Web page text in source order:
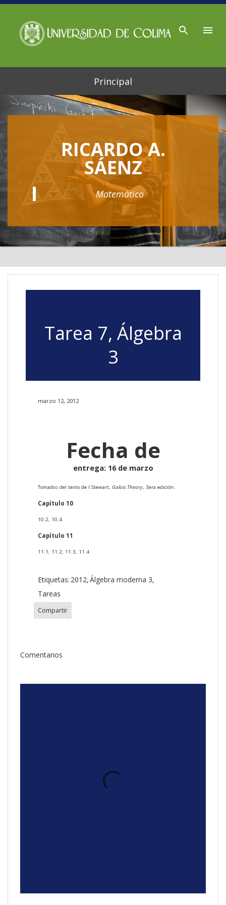
Principal
RICARDO A.
SÁENZ
Matemático
Tarea 7, Álgebra
3
marzo 12, 2012
Fecha de
entrega: 16 de marzo
Tomados del texto de I Stewart, Galois Theory, 3era edición.
Capítulo 10
10.2, 10.4
Capítulo 11
11.1, 11.2, 11.3, 11.4
Etiquetas: 2012 Álgebra moderna 3
Tareas
Compartir
Comentarios